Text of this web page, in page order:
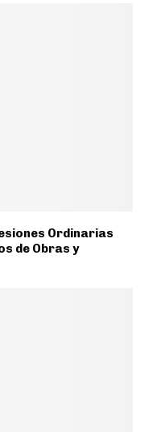
Ordinarias
de Obras y